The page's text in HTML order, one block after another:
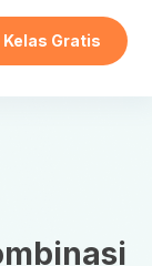
Kelas Gratis